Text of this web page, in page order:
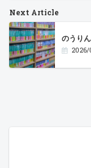
Next Article
のうり
2026/